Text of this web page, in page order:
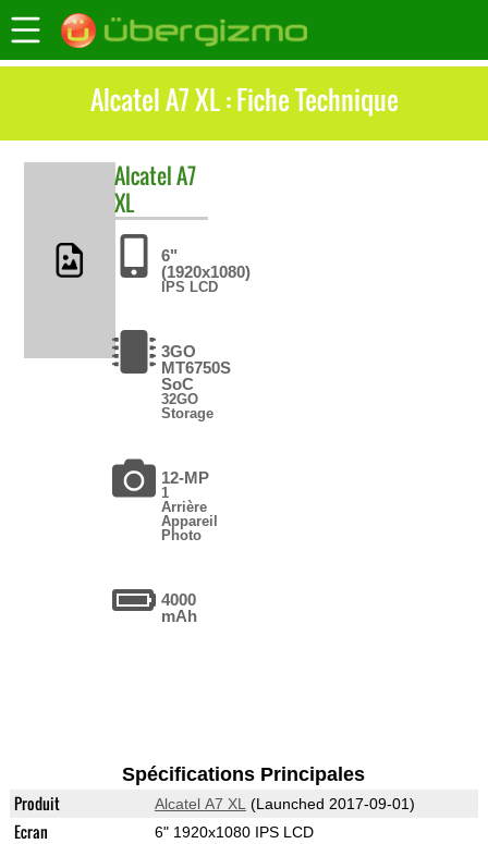
Alcatel A7 XL : Fiche Technique
AlcatelA7
XL
6"
(1920x1080)
IPS LCD
3GO
MT6750S
SoC
32GO
Storage
12-MP
1
Arrière
Appareil
Photo
4000
mAh
Spécifications Principales
Produit Alcatel A7 XL (Launched 2017-09-01)
Ecran 6" 1920x1080 IPS LCD